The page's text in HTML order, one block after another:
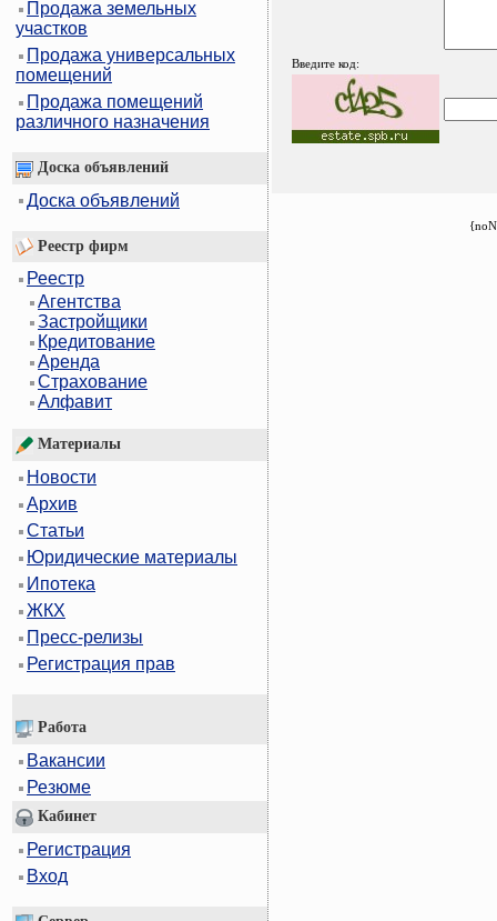
Продажа земельных
участков
Продажа универсальных
помещений
Продажа помещений
различного назначения
Доска объявлений
Доска объявлений
Реестр фирм
Реестр
Агентства
Застройщики
Кредитование
Аренда
Страхование
Алфавит
Материалы
Новости
Архив
Статьи
Юридические материалы
Ипотека
ЖКХ
Пресс-релизы
Регистрация прав
Работа
Вакансии
Резюме
Кабинет
Регистрация
Вход
Введите код: